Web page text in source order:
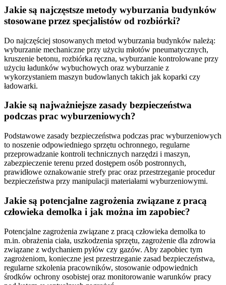
Jakie są najczęstsze metody wyburzania budynków
stosowane przez specjalistów od rozbiórki?
Do najczęściej stosowanych metod wyburzania budynków należą:
wyburzanie mechaniczne przy użyciu młotów pneumatycznych,
kruszenie betonu, rozbiórka ręczna, wyburzanie kontrolowane przy
użyciu ładunków wybuchowych oraz wyburzanie z
wykorzystaniem maszyn budowlanych takich jak koparki czy
ładowarki.
Jakie są najważniejsze zasady bezpieczeństwa
podczas prac wyburzeniowych?
Podstawowe zasady bezpieczeństwa podczas prac wyburzeniowych
to noszenie odpowiedniego sprzętu ochronnego, regularne
przeprowadzanie kontroli technicznych narzędzi i maszyn,
zabezpieczenie terenu przed dostępem osób postronnych,
prawidłowe oznakowanie strefy prac oraz przestrzeganie procedur
bezpieczeństwa przy manipulacji materiałami wyburzeniowymi.
Jakie są potencjalne zagrożenia związane z pracą
człowieka demolka i jak można im zapobiec?
Potencjalne zagrożenia związane z pracą człowieka demolka to
m.in. obrażenia ciała, uszkodzenia sprzętu, zagrożenie dla zdrowia
związane z wdychaniem pyłów czy gazów. Aby zapobiec tym
zagrożeniom, konieczne jest przestrzeganie zasad bezpieczeństwa,
regularne szkolenia pracowników, stosowanie odpowiednich
środków ochrony osobistej oraz monitorowanie warunków pracy